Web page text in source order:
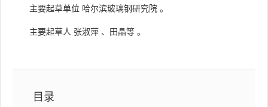
主要起草单位 哈尔滨玻璃钢研究院 。
主要起草人 张淑萍 、 田晶等 。
目录